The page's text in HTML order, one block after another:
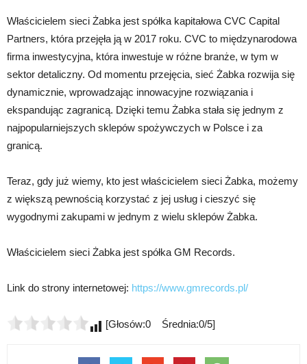
Właścicielem sieci Żabka jest spółka kapitałowa CVC Capital
Partners, która przejęła ją w 2017 roku. CVC to międzynarodowa
firma inwestycyjna, która inwestuje w różne branże, w tym w
sektor detaliczny. Od momentu przejęcia, sieć Żabka rozwija się
dynamicznie, wprowadzając innowacyjne rozwiązania i
ekspandując zagranicą. Dzięki temu Żabka stała się jednym z
najpopularniejszych sklepów spożywczych w Polsce i za
granicą.
Teraz, gdy już wiemy, kto jest właścicielem sieci Żabka, możemy
z większą pewnością korzystać z jej usług i cieszyć się
wygodnymi zakupami w jednym z wielu sklepów Żabka.
Właścicielem sieci Żabka jest spółka GM Records.
Link do strony internetowej: https://www.gmrecords.pl/
[Głosów:0 Średnia:0/5]